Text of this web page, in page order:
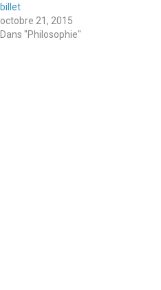
billet
octobre 21, 2015
Dans "Philosophie"